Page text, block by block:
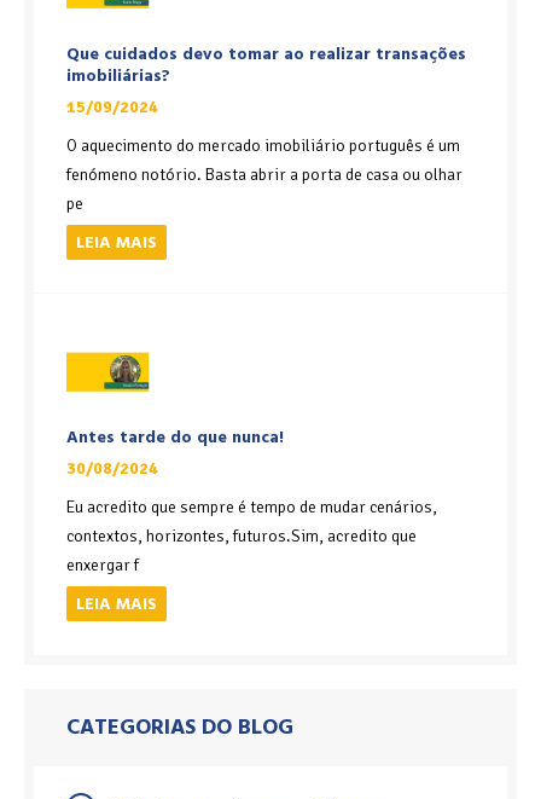
Que cuidados devo tomar ao realizar transações
imobiliárias?
15/09/2024
O aquecimento do mercado imobiliário português é um
fenómeno notório. Basta abrir a porta de casa ou olhar
pe
LEIA MAIS
Antes tarde do que nunca!
30/08/2024
Eu acredito que sempre é tempo de mudar cenários,
contextos, horizontes, futuros.Sim, acredito que
enxergar f
LEIA MAIS
CATEGORIAS DO BLOG